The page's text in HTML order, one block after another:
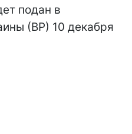
подан в
(ВР) 10 декабря